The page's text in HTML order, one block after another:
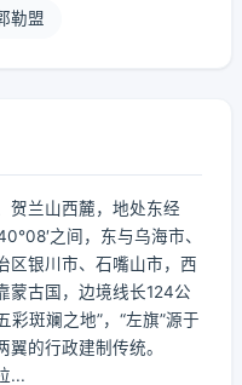
勒盟
贺兰山西麓，地处东经
之间，东与乌海市、
区银川市、石嘴山市，西
蒙古国，边境线长124公
彩斑斓之地”，“左旗”源于
的行政建制传统。
...